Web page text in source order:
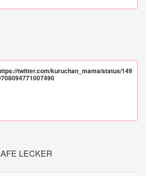
twitter.com/kuruchan_mama/status/149
LECKER